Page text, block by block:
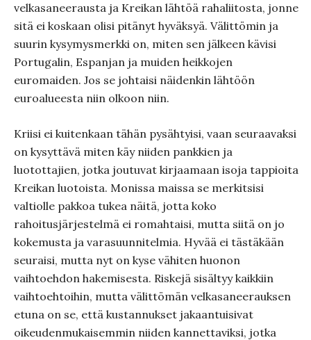
velkasaneerausta ja Kreikan lähtöä rahaliitosta, jonne
sitä ei koskaan olisi pitänyt hyväksyä. Välittömin ja
suurin kysymysmerkki on, miten sen jälkeen kävisi
Portugalin, Espanjan ja muiden heikkojen
euromaiden. Jos se johtaisi näidenkin lähtöön
euroalueesta niin olkoon niin.
Kriisi ei kuitenkaan tähän pysähtyisi, vaan seuraavaksi
on kysyttävä miten käy niiden pankkien ja
luotottajien, jotka joutuvat kirjaamaan isoja tappioita
Kreikan luotoista. Monissa maissa se merkitsisi
valtiolle pakkoa tukea näitä, jotta koko
rahoitusjärjestelmä ei romahtaisi, mutta siitä on jo
kokemusta ja varasuunnitelmia. Hyvää ei tästäkään
seuraisi, mutta nyt on kyse vähiten huonon
vaihtoehdon hakemisesta. Riskejä sisältyy kaikkiin
vaihtoehtoihin, mutta välittömän velkasaneerauksen
etuna on se, että kustannukset jakaantuisivat
oikeudenmukaisemmin niiden kannettaviksi, jotka